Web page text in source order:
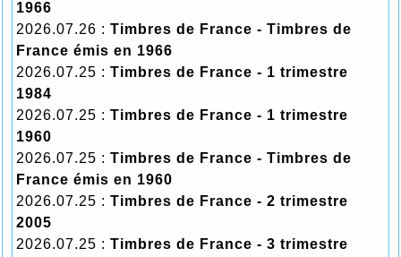
1966
2026.07.26 : Timbres de France - Timbres de
France émis en 1966
2026.07.25 : Timbres de France - 1 trimestre
1984
2026.07.25 : Timbres de France - 1 trimestre
1960
2026.07.25 : Timbres de France - Timbres de
France émis en 1960
2026.07.25 : Timbres de France - 2 trimestre
2005
2026.07.25 : Timbres de France - 3 trimestre